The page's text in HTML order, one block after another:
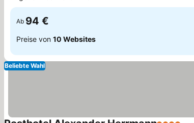
Veranstaltungsort
Ab 94 €
Preise von 10 Websites
Beliebte Wahl